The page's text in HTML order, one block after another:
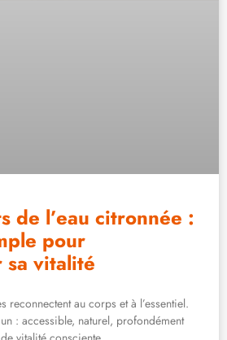
de l’eau citronnée :
pour
sa vitalité
reconnectent au corps et à l’essentiel.
un : accessible, naturel, profondément